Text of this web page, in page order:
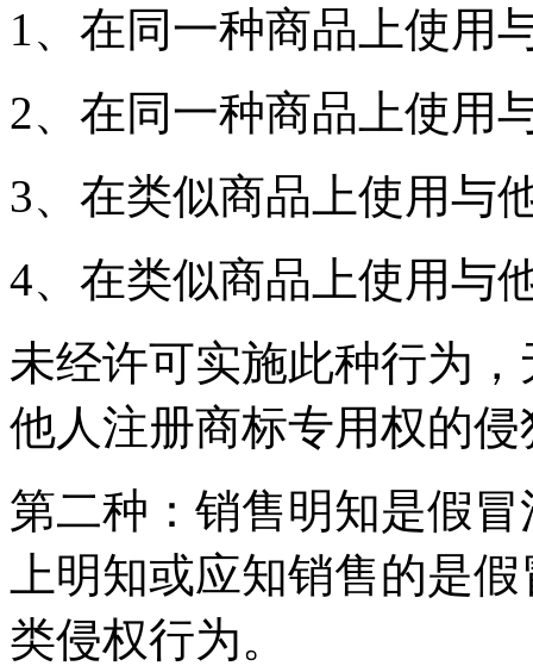
1、在同一种商品上使用
2、在同一种商品上使用
3、在类似商品上使用与
4、在类似商品上使用与
未经许可实施此种行为
他人注册商标专用权的侵
第二种：销售明知是假
上明知或应知销售的是
类侵权行为。